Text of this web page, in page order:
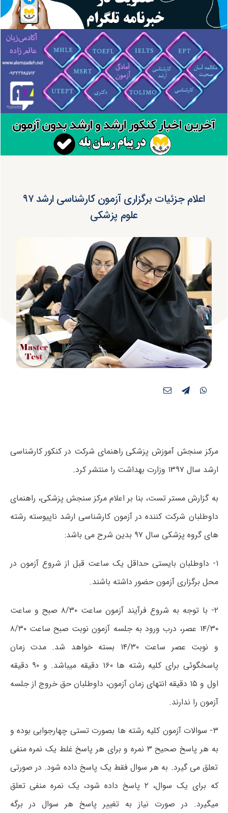
اعلام جزئیات برگزاری آزمون کارشناسی ارشد ۹۷
علوم پزشکی
مرکز سنجش آموزش پزشکی راهنمای شرکت در کنکور کارشناسی
ارشد سال ۱۳۹۷ وزارت بهداشت را منتشر کرد.
به گزارش مستر تست، بنا بر اعلام مرکز سنجش پزشکی، راهنمای
داوطلبان شرکت کننده در آزمون کارشناسی ارشد ناپیوسته رشته
های گروه پزشکی سال ۹۷ بدین شرح می باشد:
۱- داوطلبان بایستی حداقل یک ساعت قبل از شروع آزمون در
محل برگزاری آزمون حضور داشته باشند.
۲- با توجه به شروع فرآیند آزمون ساعت ۸/۳۰ صبح و ساعت
۱۴/۳۰ عصر، درب ورود به جلسه آزمون نوبت صبح ساعت ۸/۳۰
و نوبت عصر ساعت ۱۴/۳۰ بسته خواهد شد. مدت زمان
پاسخگوئی برای کلیه رشته ها ۱۶۰ دقیقه میباشد. و ۹۰ دقیقه
اول و ۱۵ دقیقه انتهای زمان آزمون، داوطلبان حق خروج از جلسه
آزمون را ندارند.
۳- سوالات آزمون کلیه رشته ها بصورت تستی چهارجوابی بوده و
به هر پاسخ صحیح ۳ نمره و برای هر پاسخ غلط یک نمره منفی
تعلق می گیرد. به هر سوال فقط یک پاسخ داده شود. در صورتی
که برای یک سوال، ۲ پاسخ داده شود، یک نمره منفی تعلق
میگیرد. در صورت نیاز به تغییر پاسخ هر سوال در برگه